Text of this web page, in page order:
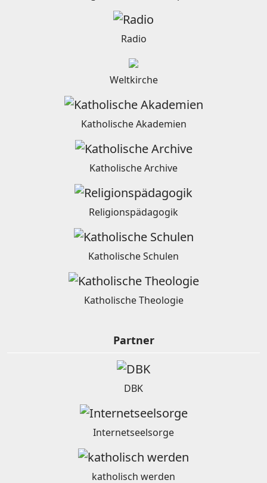
Radio
Weltkirche
Katholische Akademien
Katholische Archive
Religionspädagogik
Katholische Schulen
Katholische Theologie
Partner
DBK
Internetseelsorge
katholisch werden